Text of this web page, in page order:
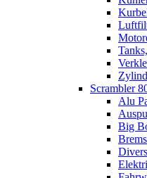
Scrambler
Alu
Big